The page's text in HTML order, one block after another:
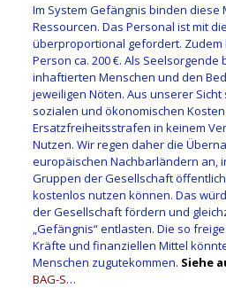
Im System Gefängnis binden diese
Ressourcen. Das Personal ist mit
überproportional gefordert. Zudem
Person ca. 200 €. Als
inhaftierten Menschen und den
jeweiligen Nöten. Aus unserer
sozialen und ökonomischen
Ersatzfreiheitsstrafen in keinem
Nutzen. Wir regen daher die
europäischen Nachbarländern an,
Gruppen der Gesellschaft
kostenlos nutzen können. Das
der Gesellschaft fördern und
„Gefängnis“ entlasten. Die so
Kräfte und finanziellen Mittel
Menschen zugutekommen. Siehe
BAG-S…